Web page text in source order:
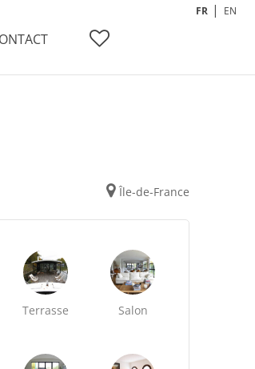
FR EN
Île-de-France
Terrasse Salon